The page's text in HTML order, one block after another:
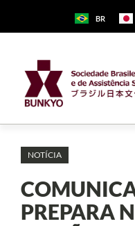
BR
NOTÍCIA
PREPARA